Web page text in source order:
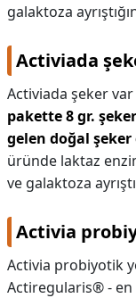
galaktoza
Activiada
Activiada şeker var
pakette 8 gr.
gelen doğal
üründe laktaz
ve galaktoza
Activia
Activia probiyotik
Actiregularis® -